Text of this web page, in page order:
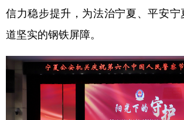
信力稳步提升，为法治宁夏、平安
道坚实的钢铁屏障。